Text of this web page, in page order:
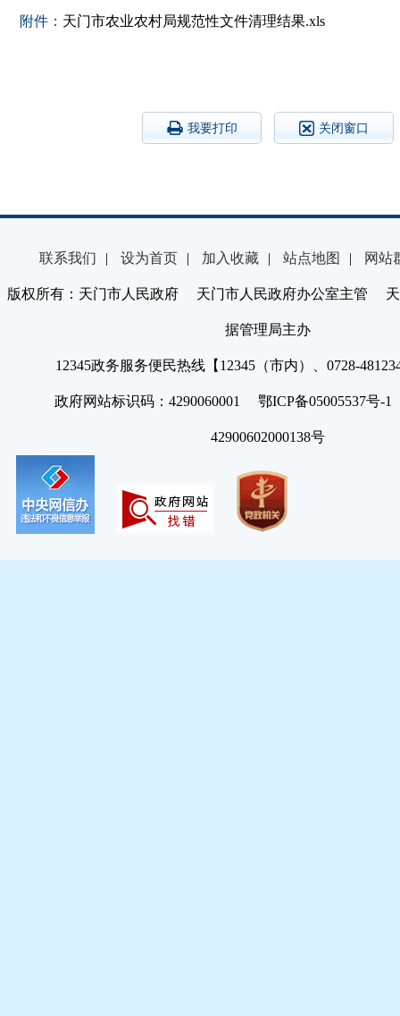
附件： 天门市农业农村局规范性文件清理结果.xls
我要打印 关闭窗口
联系我们 | 设为首页 | 加入收藏 | 站点地图 | 网站
版权所有：天门市人民政府 天门市人民政府办公室主管 天
据管理局主办
12345政务服务便民热线【12345（市内）、0728-
政府网站标识码：4290060001 鄂ICP备05005537号
42900602000138号